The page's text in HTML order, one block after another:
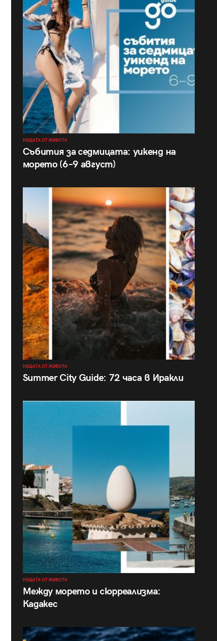
НЕЩАТА ОТ ЖИВОТА
Събития за седмицата: уикенд на
морето (6–9 август)
НЕЩАТА ОТ ЖИВОТА
Summer City Guide: 72 часа в Иракли
НЕЩАТА ОТ ЖИВОТА
Между морето и сюрреализма:
Кадакес